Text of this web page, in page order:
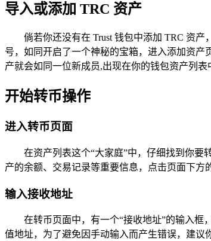
导入或添加 TRC 资产
倘若你还没有在 Trust 钱包中添加 TRC 资
号，如同开启了一个神秘的宝箱，进入添加资产
产就会如同一位新成员,出现在你的钱包资产列表
开始转币操作
进入转币页面
在资产列表这个“大家庭”中，仔细找到你
产的余额、交易记录等重要信息，点击页面下方
输入接收地址
在转币页面中，有一个“接收地址”的输入
值地址，为了避免因手动输入而产生错误，建议